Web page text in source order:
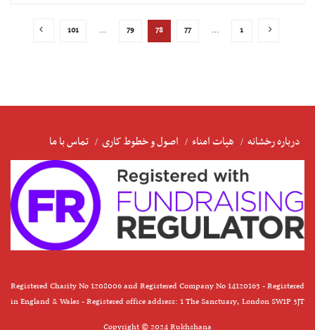
1
…
77
78
79
…
101
درباره رخشانه هیات امناء اصول و خطوط کاری تماس با ما
Registered Charity No 1208006 and Registered Company No 14120163 - Registered
in England & Wales - Registered office address: 1 The Sanctuary, London SW1P 3JT
Copyright © 2024 Rukhshana